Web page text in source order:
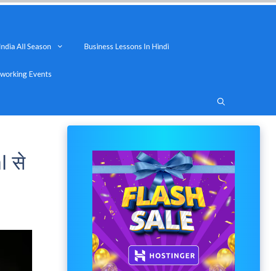
All Season Business Lessons In Hindi
Events
से